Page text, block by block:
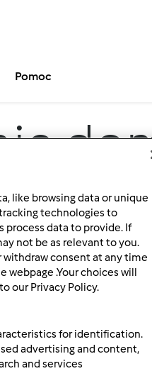
Pomoc
stronę:
like browsing data or unique
technologies to
process data to provide. If
not be as relevant to you.
withdraw consent at any time
webpage .Your choices will
our Privacy Policy.
for identification.
advertising and content,
and services